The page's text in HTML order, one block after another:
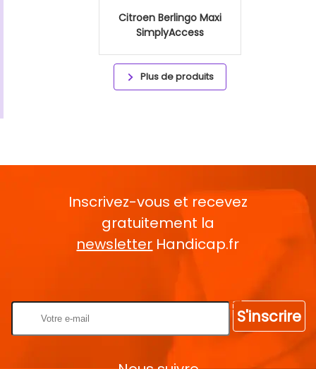
Citroen Berlingo Maxi
SimplyAccess
Plus de produits
Inscrivez-vous et recevez
gratuitement la
newsletter Handicap.fr
S'inscrire